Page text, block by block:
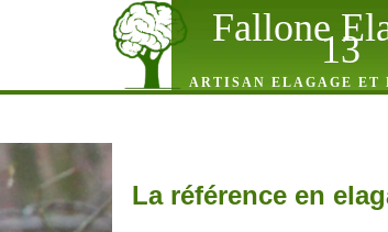
Fallone13
ARTISAN ELAGAGE ET
La référence en